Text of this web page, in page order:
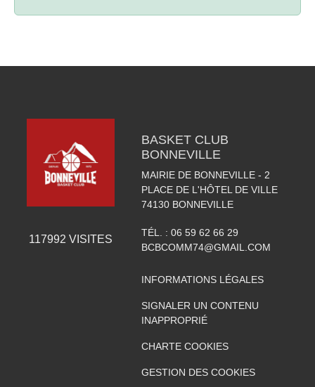
117992 VISITES
BASKET CLUB
BONNEVILLE
MAIRIE DE BONNEVILLE - 2
PLACE DE L'HÔTEL DE VILLE
74130 BONNEVILLE
TÉL. : 06 59 62 66 29
BCBCOMM74@GMAIL.COM
INFORMATIONS LÉGALES
SIGNALER UN CONTENU
INAPPROPRIÉ
CHARTE COOKIES
GESTION DES COOKIES